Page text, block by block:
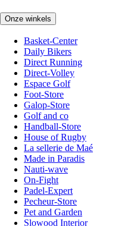
Onze winkels
Basket-Center
Daily Bikers
Direct Running
Direct-Volley
Espace Golf
Foot-Store
Galop-Store
Golf and co
Handball-Store
House of Rugby
La sellerie de Maé
Made in Paradis
Nauti-wave
On-Fight
Padel-Expert
Pecheur-Store
Pet and Garden
Slowood Interior